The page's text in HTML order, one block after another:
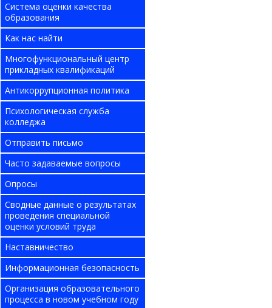
Система оценки качества
образования
Как нас найти
Многофункциональный центр
прикладных квалификаций
Антикоррупционная политика
Психологическая служба
колледжа
Отправить письмо
Часто задаваемые вопросы
Опросы
Сводные данные о результатах
проведения специальной
оценки условий труда
Наставничество
Информационная безопасность
Организация образовательного
процесса в новом учебном году